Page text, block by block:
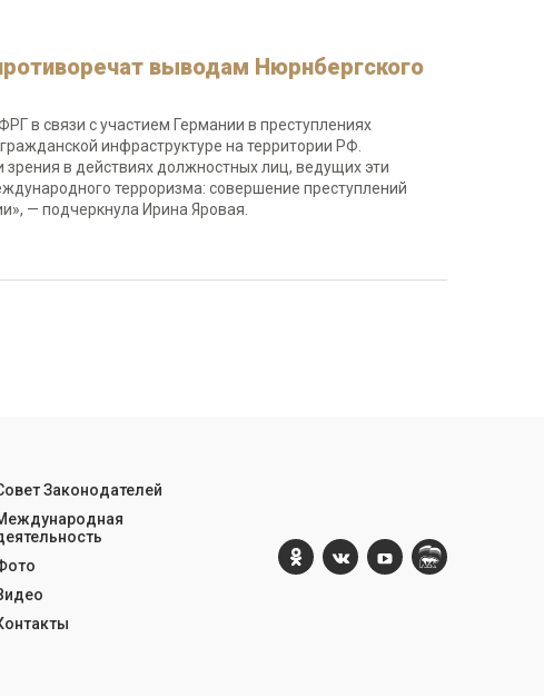
выводам Нюрнбергского
в связи с участием Германии в преступлениях
инфраструктуре на территории РФ.
в действиях должностных лиц, ведущих эти
терроризма: совершение преступлений
— подчеркнула Ирина Яровая.
Законодателей